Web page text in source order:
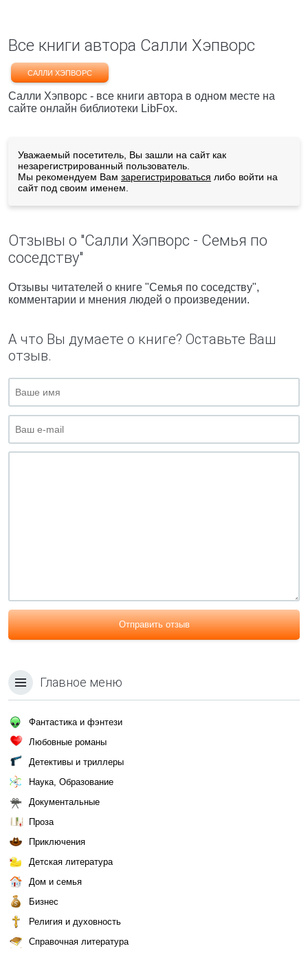
Все книги автора Салли Хэпворс
САЛЛИ ХЭПВОРС
Салли Хэпворс - все книги автора в одном месте на
сайте онлайн библиотеки LibFox.
Уважаемый посетитель, Вы зашли на сайт как
незарегистрированный пользователь.
Мы рекомендуем Вам зарегистрироваться либо войти на
сайт под своим именем.
Отзывы о "Салли Хэпворс - Семья по
соседству"
Отзывы читателей о книге "Семья по соседству",
комментарии и мнения людей о произведении.
А что Вы думаете о книге? Оставьте Ваш
отзыв.
Отправить отзыв
Главное меню
Фантастика и фэнтези
Любовные романы
Детективы и триллеры
Наука, Образование
Документальные
Проза
Приключения
Детская литература
Дом и семья
Бизнес
Религия и духовность
Справочная литература